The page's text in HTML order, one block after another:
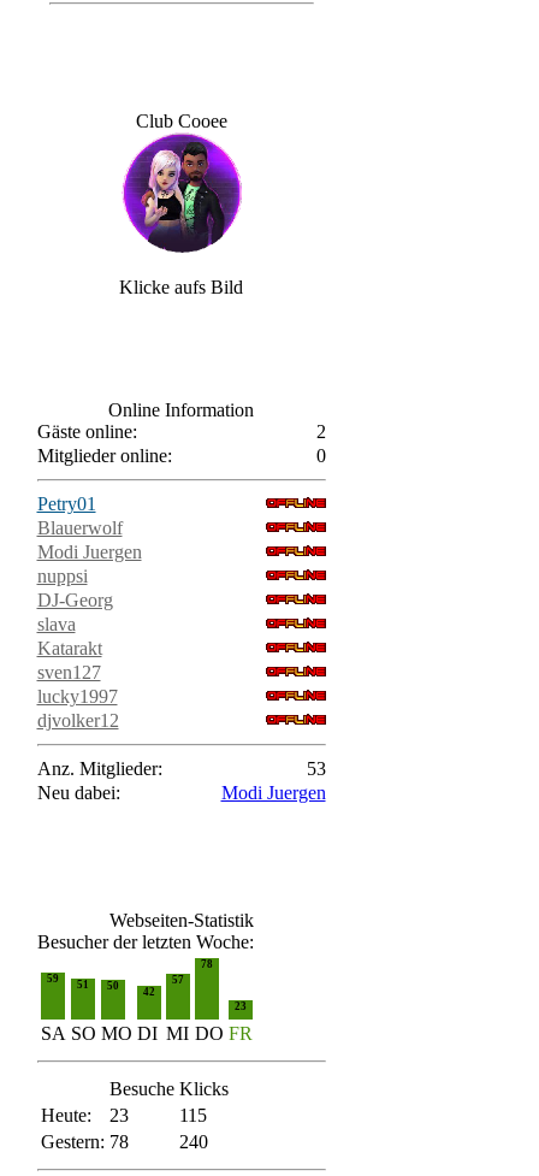
Club Cooee
Klicke aufs Bild
Online Information
Gäste online:
2
Mitglieder online:
0
Petry01
Blauerwolf
Modi Juergen
nuppsi
DJ-Georg
slava
Katarakt
sven127
lucky1997
djvolker12
Anz. Mitglieder:
53
Neu dabei:
Modi Juergen
Webseiten-Statistik
Besucher der letzten Woche:
59 51 50 42
57
78
23
SA SO MO DI MI DO FR
Besuche Klicks
Heute:
23
115
Gestern: 78 240